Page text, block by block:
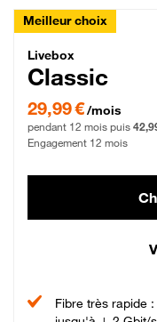
Meilleur choix
Livebox
Livebox
Classic
29,99 € par mois pendant
29,99 €/mois
pendant 12 mois puis
Engagement 12 mois
Fibre très rapide :